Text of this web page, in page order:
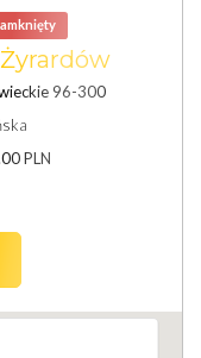
96-300
PLN